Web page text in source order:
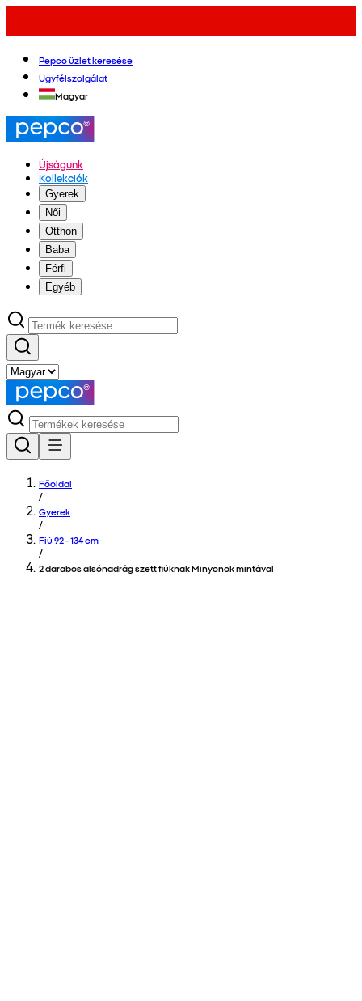
Pepco üzlet keresése
Ügyfélszolgálat
Magyar
Újságunk
Kollekciók
Gyerek
Női
Otthon
Baba
Férfi
Egyéb
Főoldal
/
Gyerek
/
Fiú 92 - 134 cm
/
2 darabos alsónadrág szett fiúknak Minyonok mintával